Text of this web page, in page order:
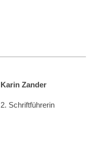
Karin Zander
2. Schriftführerin